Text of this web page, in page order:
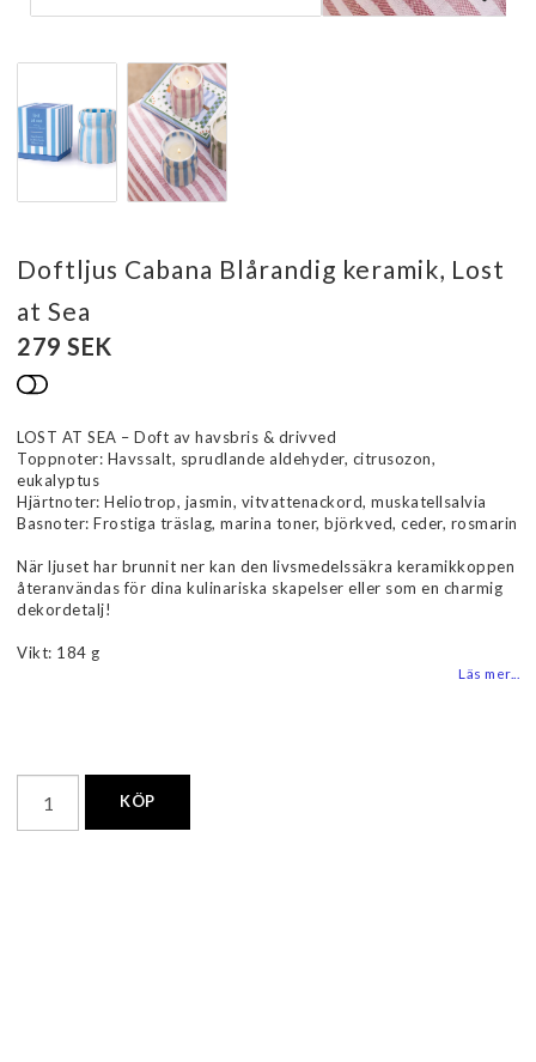
Doftljus Cabana Blårandig keramik, Lost
at Sea
279 SEK
Lägg till i favoritlistan
LOST AT SEA – Doft av havsbris & drivved
Toppnoter: Havssalt, sprudlande aldehyder, citrusozon,
eukalyptus
Hjärtnoter: Heliotrop, jasmin, vitvattenackord, muskatellsalvia
Basnoter: Frostiga träslag, marina toner, björkved, ceder, rosmarin
När ljuset har brunnit ner kan den livsmedelssäkra keramikkoppen
återanvändas för dina kulinariska skapelser eller som en charmig
dekordetalj!
Vikt: 184 g
Läs mer...
KÖP